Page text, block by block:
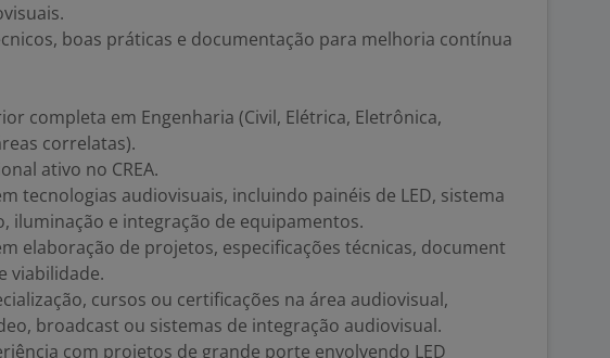
boas práticas e documentação para melhoria contínua
completa em Engenharia (Civil, Elétrica, Eletrônica,
correlatas).
ativo no CREA.
tecnologias audiovisuais, incluindo painéis de LED, sistema
iluminação e integração de equipamentos.
elaboração de projetos, especificações técnicas, document
viabilidade.
cursos ou certificações na área audiovisual,
broadcast ou sistemas de integração audiovisual.
com projetos de grande porte envolvendo LED